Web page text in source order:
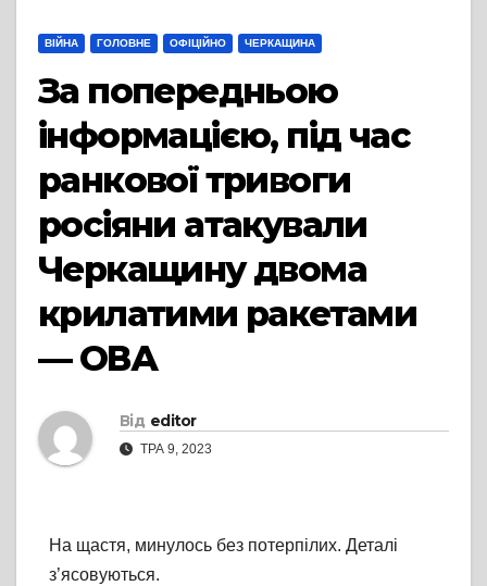
ВІЙНА ГОЛОВНЕ ОФІЦІЙНО ЧЕРКАЩИНА
За попередньою
інформацією, під час
ранкової тривоги
росіяни атакували
Черкащину двома
крилатими ракетами
— ОВА
Від editor
ТРА 9, 2023
На щастя, минулось без потерпілих. Деталі
з’ясовуються.